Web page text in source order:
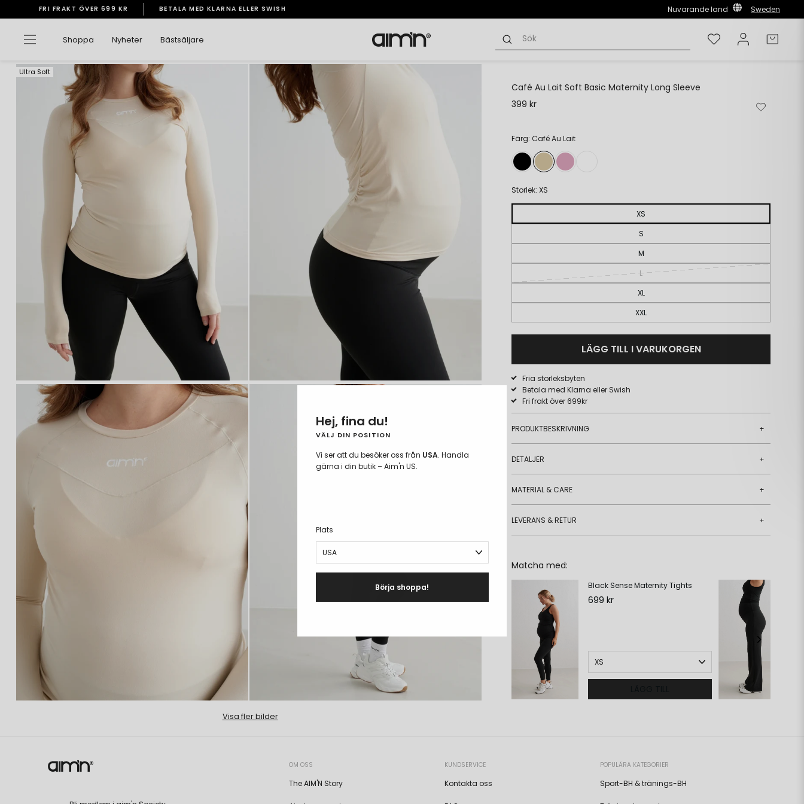
vidare
innehåll
Pausa
bildspelet
FRI FRAKT ÖVER 699 KR BETALA MED KLARNA ELLER SWISH Nuvarande land Sweden
Sidnavigering
Shoppa Nyheter Bästsäljare ÖnskelistaLogga in
Ultra Soft
Visa fler bilder
Café Au Lait Soft Basic Maternity Long Sleeve
399 kr
Lägg
Färg: Café Au Lait
Storlek:XS
XS
S
M
L
XL
XXL
LÄGG TILL I VARUKORGEN
Fria storleksbyten
Betala med Klarna eller Swish
Fri frakt över 699kr
PRODUKTBESKRIVNING +
DETALJER +
MATERIAL & CARE +
LEVERANS & RETUR +
Matcha med:
Black Sense Maternity Tights
699 kr
OM OSS
The AIM'N Story
KUNDSERVICE
Kontakta oss
POPULÄRA KATEGORIER
Sport-BH & tränings-BH
Hej, fina du!
VÄLJ DIN POSITION
Vi ser att du besöker oss från USA. Handla
gärna i din butik – Aim'n US.
Plats
Börja shoppa!